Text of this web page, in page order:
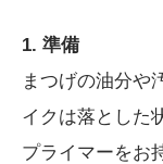
1. 準備
まつげの油分や
イクは落とした
プライマーをお